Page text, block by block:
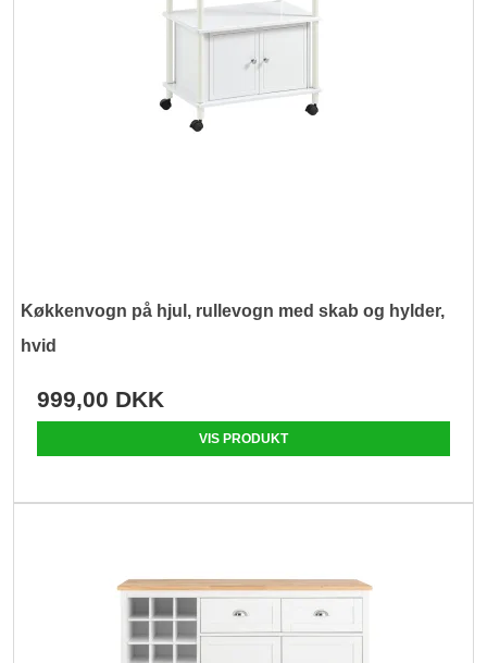
Køkkenvogn på hjul, rullevogn med skab og hylder,
hvid
999,00 DKK
VIS PRODUKT